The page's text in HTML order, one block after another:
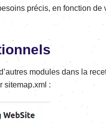
précis, en fonc­­tion de
modules dans la
site­map.xml :